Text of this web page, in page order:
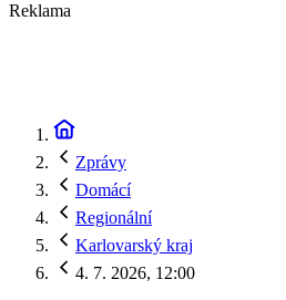
Reklama
Zprávy
Domácí
Regionální
Karlovarský kraj
4. 7. 2026, 12:00